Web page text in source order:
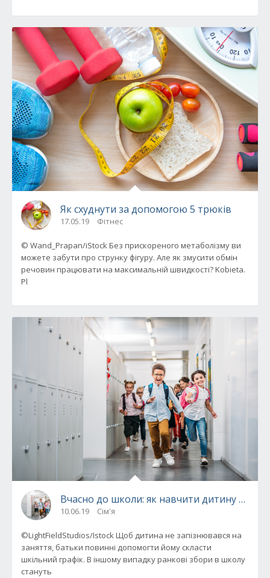
Як схуднути за допомогою 5 трюків
17.05.19 Фітнес
© Wand_Prapan/iStock Без прискореного метаболізму ви
можете забути про струнку фігуру. Але як змусити обмін
речовин працювати на максимальній швидкості? Kobieta.
Pl
Вчасно до школи: як навчити дитину
10.06.19 Сім'я
©LightFieldStudios/Istock Щоб дитина не запізнювався на
заняття, батьки повинні допомогти йому скласти
шкільний графік. В іншому випадку ранкові збори в школу
стануть